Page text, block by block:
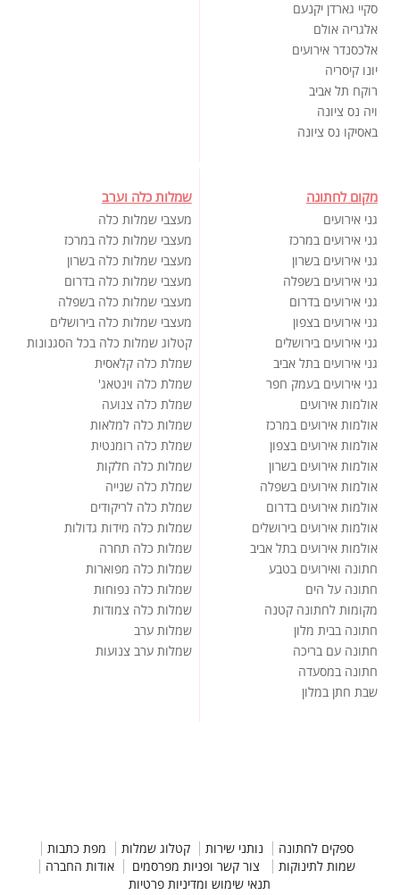
סקיי גארדן יקנעם
אלגריה אולם
אלכסנדר אירועים
יונו קיסריה
רוקח תל אביב
ויה נס ציונה
באסיקו נס ציונה
מקום לחתונה
גני אירועים
גני אירועים במרכז
גני אירועים בשרון
גני אירועים בשפלה
גני אירועים בדרום
גני אירועים בצפון
גני אירועים בירושלים
גני אירועים בתל אביב
גני אירועים בעמק חפר
אולמות אירועים
אולמות אירועים במרכז
אולמות אירועים בצפון
אולמות אירועים בשרון
אולמות אירועים בשפלה
אולמות אירועים בדרום
אולמות אירועים בירושלים
אולמות אירועים בתל אביב
חתונה ואירועים בטבע
חתונה על הים
מקומות לחתונה קטנה
חתונה בבית מלון
חתונה עם בריכה
חתונה במסעדה
שבת חתן במלון
שמלות כלה וערב
מעצבי שמלות כלה
מעצבי שמלות כלה במרכז
מעצבי שמלות כלה בשרון
מעצבי שמלות כלה בדרום
מעצבי שמלות כלה בשפלה
מעצבי שמלות כלה בירושלים
קטלוג שמלות כלה בכל הסגנונות
שמלת כלה קלאסית
שמלת כלה וינטאג'
שמלת כלה צנועה
שמלות כלה למלאות
שמלת כלה רומנטית
שמלות כלה חלקות
שמלת כלה שנייה
שמלת כלה לריקודים
שמלות כלה מידות גדולות
שמלות כלה תחרה
שמלות כלה מפוארות
שמלות כלה נפוחות
שמלות כלה צמודות
שמלות ערב
שמלות ערב צנועות
ספקים לחתונה נותני שירות קטלוג שמלות
מפת כתבות
שמות לתינוקות
צור קשר ופניות מפרסמים
אודות החברה
תנאי שימוש ומדיניות פרטיות